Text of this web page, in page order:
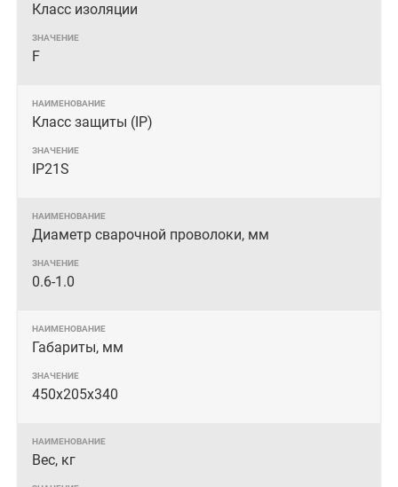
Класс изоляции
F
Класс защиты (IP)
IP21S
Диаметр сварочной проволоки, мм
0.6-1.0
Габариты, мм
450х205х340
Вес, кг